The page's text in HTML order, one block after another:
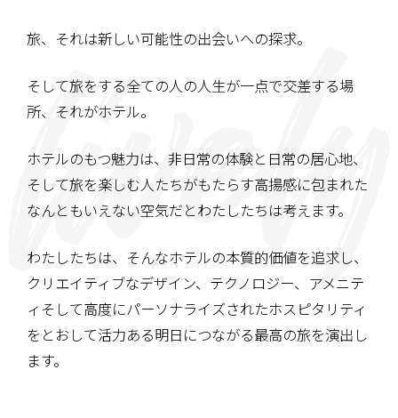
旅、それは新しい可能性の出会いへの探求。
そして旅をする全ての人の人生が一点で交差する場
所、 それがホテル。
ホテルのもつ魅力は、非日常の体験と日常の居心地、
そして旅を楽しむ人たちがもたらす高揚感に包まれた
なんともいえない空気だとわたしたちは考えます。
わたしたちは、そんなホテルの本質的価値を追求し、
クリエイティブなデザイン、テクノロジー、アメニテ
ィ そして高度にパーソナライズされたホスピタリティ
を とおして活力ある明日につながる最高の旅を演出し
ます。